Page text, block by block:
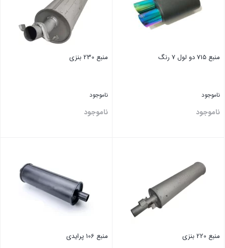
منبع 715 دو لول 7 رنگ
ناموجود
ناموجود
منبع 230 بنزی
ناموجود
ناموجود
منبع 220 بنزی منبع 106 پرایدی